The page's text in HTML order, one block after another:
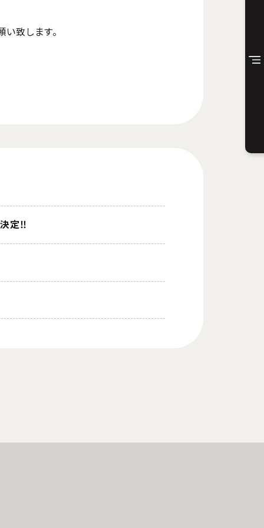
致します。
定‼